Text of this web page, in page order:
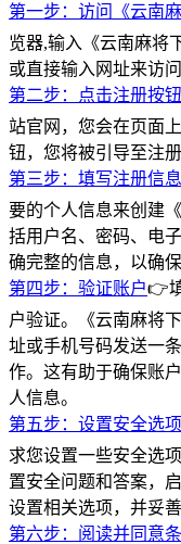
第一步：访问《云南
览器,输入《云南麻将
或直接输入网址来访
第二步：点击注册按钮
站官网，您会在页面
钮，您将被引导至注册
第三步：填写注册信息
要的个人信息来创建
括用户名、密码、电
确完整的信息，以确
第四步：验证账户👉
户验证。《云南麻将
址或手机号码发送一
作。这有助于确保账
人信息。
第五步：设置安全选项
求您设置一些安全选
置安全问题和答案，
设置相关选项，并妥
第六步：阅读并同意